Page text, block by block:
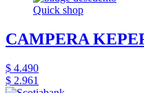
Quick shop
CAMPERA
$ 4.490
$ 2.961